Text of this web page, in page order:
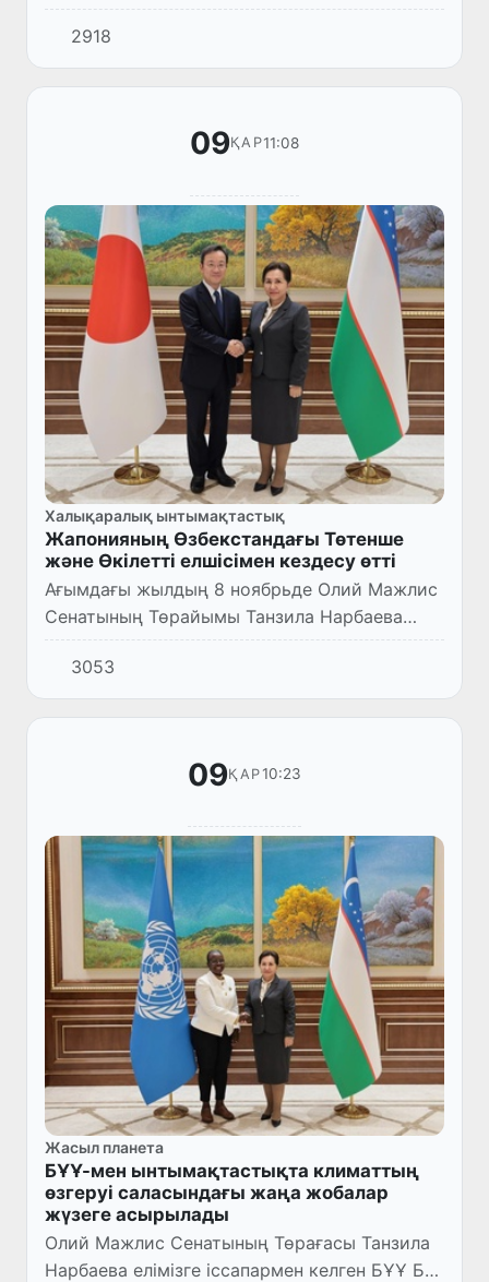
Төрайымы Танзила Нарбаева Корея-
Өзбекстан бизнес ассоциация төрағасының
бірінші орынбасары Ким Чанг Кеонды қаб...
2918
09ҚАР11:08
Халықаралық ынтымақтастық
Жапонияның Өзбекстандағы Төтенше
және Өкілетті елшісімен кездесу өтті
Ағымдағы жылдың 8 ноябрьде Олий Мажлис
Сенатының Төрайымы Танзила Нарбаева
Жапонияның Өзбекстандағы жаңадан
тағайындалған Төтенше және Өкілетті Елшісі
Такаши Хаторимен кездесті.
3053
09ҚАР10:23
Жасыл планета
БҰҰ-мен ынтымақтастықта климаттың
өзгеруі саласындағы жаңа жобалар
жүзеге асырылады
Олий Мажлис Сенатының Төрағасы Танзила
Нарбаева елімізге іссапармен келген БҰҰ Бас